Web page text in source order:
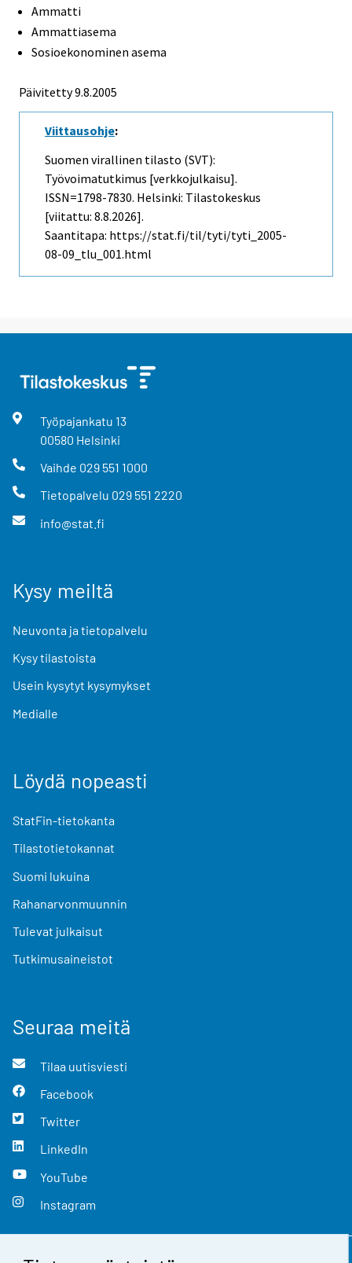
Ammatti
Ammattiasema
Sosioekonominen asema
Päivitetty9.8.2005
Viittausohje:
Suomen virallinen tilasto (SVT):
Työvoimatutkimus [verkkojulkaisu].
ISSN=1798-7830. Helsinki: Tilastokeskus
[viitattu: 8.8.2026].
Saantitapa: https://stat.fi/til/tyti/tyti_2005-
08-09_tlu_001.html
Työpajankatu 13
00580 Helsinki
Vaihde 029 551 1000
Tietopalvelu 029 551 2220
info@stat.fi
Kysy meiltä
Neuvonta ja tietopalvelu
Kysy tilastoista
Usein kysytyt kysymykset
Medialle
Löydä nopeasti
StatFin-tietokanta
Tilastotietokannat
Suomi lukuina
Rahanarvonmuunnin
Tulevat julkaisut
Tutkimusaineistot
Seuraa meitä
Tilaa uutisviesti
Facebook
Twitter
LinkedIn
YouTube
Instagram